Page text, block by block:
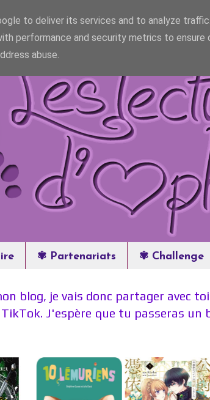
✾ Partenariats ✾ Challenge
blog, je vais donc partager avec
TikTok. J'espère que tu passeras
to deliver its services and to analyze
performance and security metrics to
abuse.